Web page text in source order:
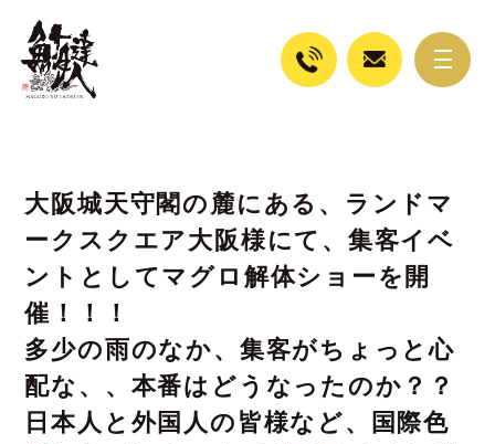
大阪城天守閣の麓にある、ランドマ
ークスクエア大阪様にて、集客イベ
ントとしてマグロ解体ショーを開
催！！！
多少の雨のなか、集客がちょっと心
配な、、本番はどうなったのか？？
日本人と外国人の皆様など、国際色